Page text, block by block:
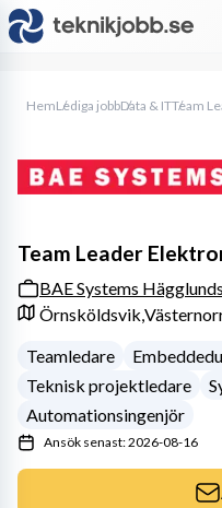
HemLediga jobbData & ITTeam
Team Leader
BAE Systems Hägglunds
Örnsköldsvik,
Teamledare
Teknisk projektledare
Automationsingenjör
Ansök senast: 2026-08-16